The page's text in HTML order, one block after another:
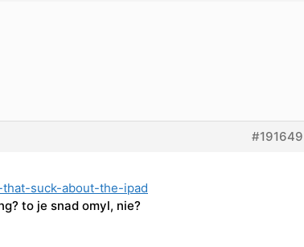
#191649
suck-about-the-ipad
to je snad omyl, nie?